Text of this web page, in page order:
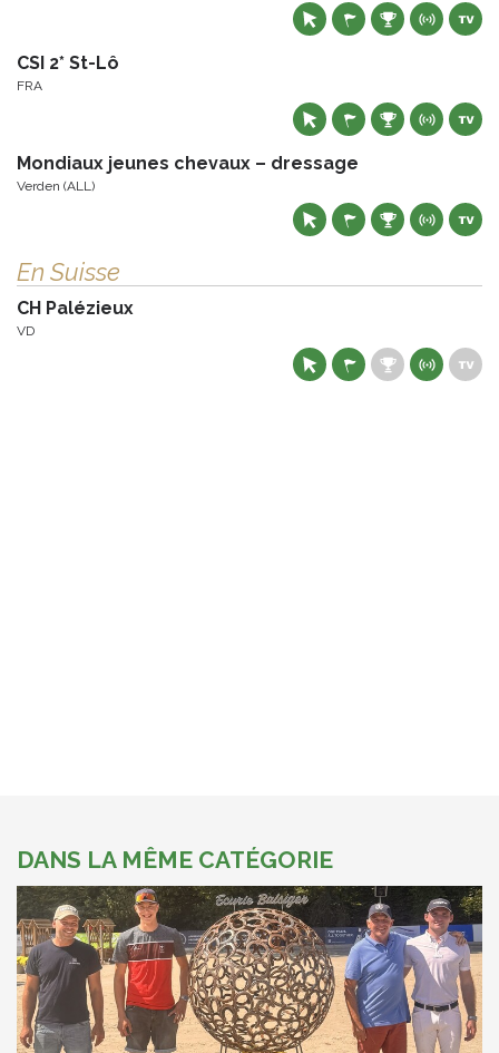
CSI 2* St-Lô
FRA
Mondiaux jeunes chevaux – dressage
Verden (ALL)
En Suisse
CH Palézieux
VD
DANS LA MÊME CATÉGORIE